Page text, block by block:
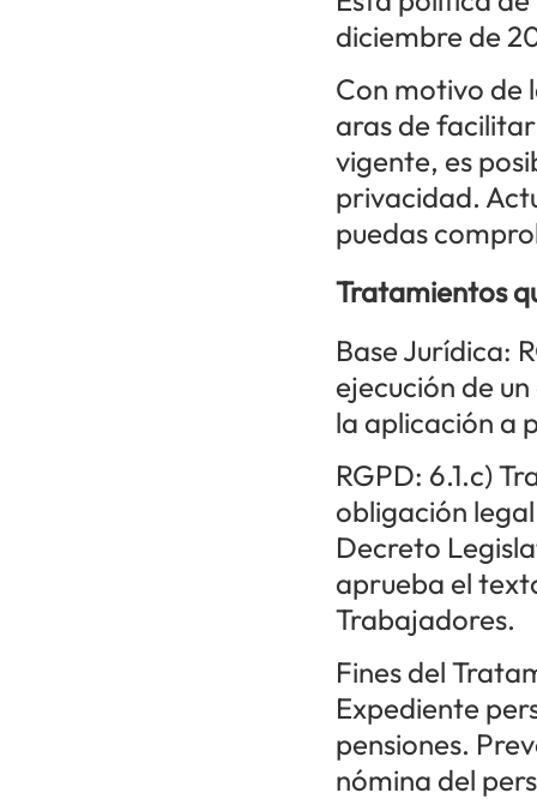
diciembre de
Con motivo de
aras de
vigente, es
privacidad.
puedas
Tratamientos
Base Jurídica:
ejecución de
la aplicación a
RGPD: 6.1.c)
obligación
Decreto
aprueba el
Trabajadores.
Fines del
Expediente
pensiones.
nómina del